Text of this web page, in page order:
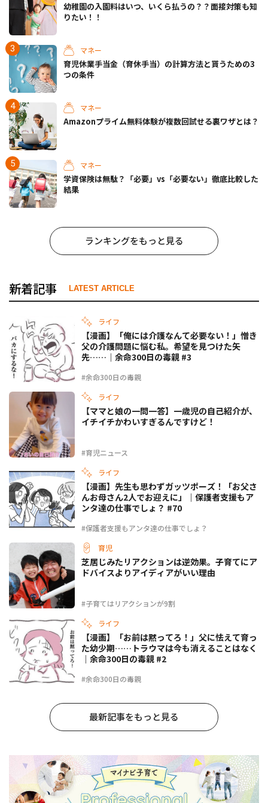
幼稚園の入園料はいつ、いくら払うの？？面接対策も知
りたい！！
マネー
育児休業手当金（育休手当）の計算方法と貰うための3
つの条件
マネー
Amazonプライム無料体験が複数回試せる裏ワザとは？
マネー
学資保険は無駄？「必要」vs「必要ない」徹底比較した
結果
ランキングをもっと見る
新着記事 LATEST ARTICLE
ライフ
#余命300日の毒親
【漫画】「俺には介護なんて必要ない！」憎き
父の介護問題に悩む私。希望を見つけた矢
先……｜余命300日の毒親 #3
ライフ
#育児ニュース
【ママと娘の一問一答】一歳児の自己紹介が、
イチイチかわいすぎるんですけど！
ライフ
#保護者支援もアンタ達の仕事でしょ？
【漫画】先生も思わずガッツポーズ！「お父さ
んお母さん2人でお迎えに」｜保護者支援もア
ンタ達の仕事でしょ？ #70
育児
#子育てはリアクションが9割
芝居じみたリアクションは逆効果。子育てにア
ドバイスよりアイディアがいい理由
ライフ
#余命300日の毒親
【漫画】「お前は黙ってろ！」父に怯えて育っ
た幼少期……トラウマは今も消えることはなく
｜余命300日の毒親 #2
最新記事をもっと見る